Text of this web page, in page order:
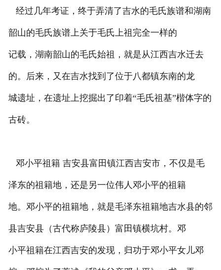
经过几年考证，终于弄清了吉水的毛氏族谱和湖南
韶山的毛氏族谱上关于毛氏上祖完全一样的
记载，湖南韶山的毛氏始祖，就是从江西吉水迁去
的。后来，又在吉水找到了位于八都镇东南的龙
城遗址，在遗址上挖掘出了印着“毛氏祖基”楷体字的
古砖。
邓小平祖籍 吉安县富田镇江西吉安市，不仅是毛
泽东的祖籍地，还是另一位伟人邓小平的祖籍
地。邓小平的祖籍地，就是毛泽东祖籍地吉水县的邻
县吉安县（古代称庐陵县）富田镇横坑村。邓
小平祖籍在江西吉安的发现，归功于邓小平女儿邓